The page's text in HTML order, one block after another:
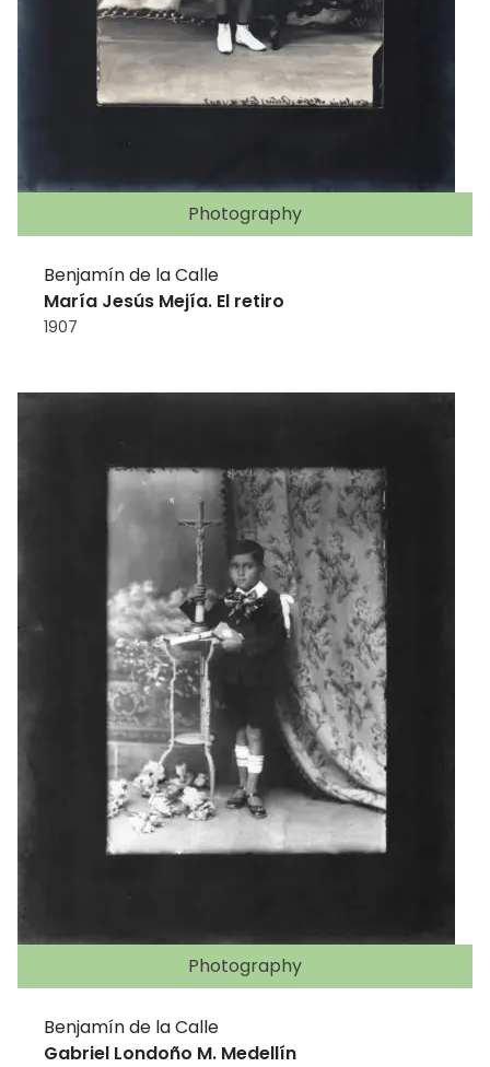
Photography
Benjamín de la Calle
María Jesús Mejía. El retiro
1907
Photography
Benjamín de la Calle
Gabriel Londoño M. Medellín